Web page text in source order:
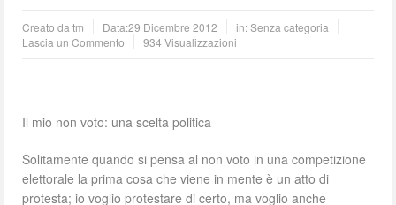
Creato datm Data:29 Dicembre 2012
in: Senza categoria
Lascia un Commento
934 Visualizzazioni
Il mio non voto: una scelta politica
Solitamente quando si pensa al non voto in una competizione
elettorale la prima cosa che viene in mente è un atto di
protesta; io voglio protestare di certo, ma voglio anche